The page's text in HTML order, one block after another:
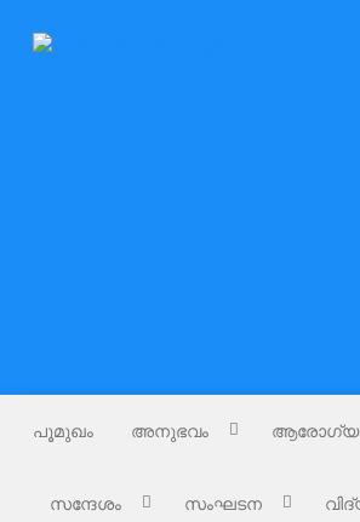
Nammude
പൂമുഖം അനുഭവം
സന്ദേശം സംഘടന